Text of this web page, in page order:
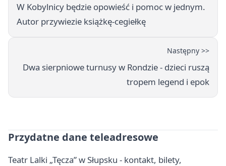
W Kobylnicy będzie opowieść i pomoc w jednym.
Autor przywiezie książkę-cegiełkę
Następny >>
Dwa sierpniowe turnusy w Rondzie - dzieci ruszą
tropem legend i epok
Przydatne dane teleadresowe
Teatr Lalki „Tęcza” w Słupsku - kontakt, bilety,